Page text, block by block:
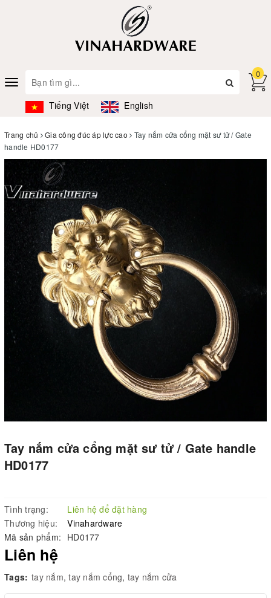
Toggle
navigation
Tiếng Việt English
0
Trang chủ Gia công đúc áp lực cao
Tay nắm cửa cổng mặt sư tử / Gate
handle HD0177
Tay nắm cửa cổng mặt sư tử / Gate handle
HD0177
Tình trạng:
Liên hệ để đặt hàng
Thương hiệu:
Vinahardware
Mã sản phẩm: HD0177
Liên hệ
Tags: tay nắm,tay nắm cổng, tay nắm cửa